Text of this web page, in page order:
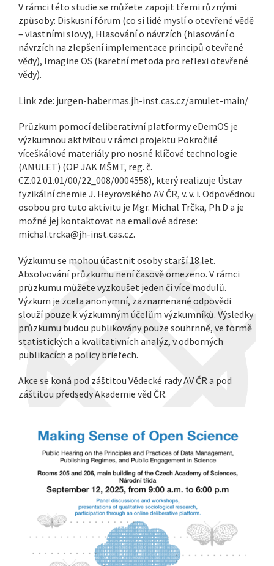
V rámci této studie se můžete zapojit třemi různými
způsoby: Diskusní fórum (co si lidé myslí o otevřené vědě
– vlastními slovy), Hlasování o návrzích (hlasování o
návrzích na zlepšení implementace principů otevřené
vědy), Imagine OS (karetní metoda pro reflexi otevřené
vědy).
Link zde: jurgen-habermas.jh-inst.cas.cz/amulet-main/
Průzkum pomocí deliberativní platformy eDemOS je
výzkumnou aktivitou v rámci projektu Pokročilé
víceškálové materiály pro nosné klíčové technologie
(AMULET) (OP JAK MŠMT, reg. č.
CZ.02.01.01/00/22_008/0004558), který realizuje Ústav
fyzikální chemie J. Heyrovského AV ČR, v. v. i. Odpovědnou
osobou pro tuto aktivitu je Mgr. Michal Trčka, Ph.D a je
možné jej kontaktovat na emailové adrese:
michal.trcka@jh-inst.cas.cz.
Výzkumu se mohou účastnit osoby starší 18 let.
Absolvování průzkumu není časově omezeno. V rámci
průzkumu můžete vyzkoušet jeden či více modulů.
Výzkum je zcela anonymní, zaznamenané odpovědi
slouží pouze k výzkumným účelům výzkumníků. Výsledky
průzkumu budou publikovány pouze souhrnně, ve formě
statistických a kvalitativních analýz, v odborných
publikacích a policy briefech.
Akce se koná pod záštitou Vědecké rady AV ČR a pod
záštitou předsedy Akademie věd ČR.